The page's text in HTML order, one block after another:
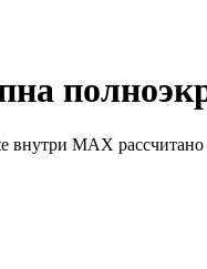
MAX рассчитано